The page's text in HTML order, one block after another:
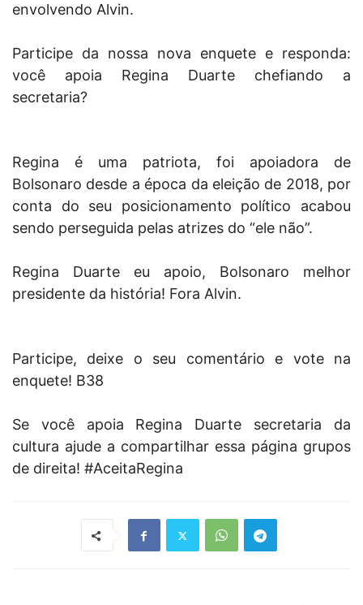
envolvendo Alvin.
Participe da nossa nova enquete e responda:
você apoia Regina Duarte chefiando a
secretaria?
Regina é uma patriota, foi apoiadora de
Bolsonaro desde a época da eleição de 2018, por
conta do seu posicionamento político acabou
sendo perseguida pelas atrizes do “ele não”.
Regina Duarte eu apoio, Bolsonaro melhor
presidente da história! Fora Alvin.
Participe, deixe o seu comentário e vote na
enquete! B38
Se você apoia Regina Duarte secretaria da
cultura ajude a compartilhar essa página grupos
de direita! #AceitaRegina